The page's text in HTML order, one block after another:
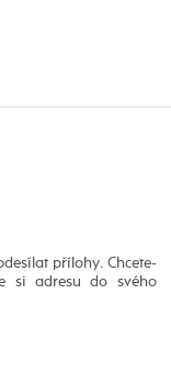
přílohy. Chcete-
si adresu do svého